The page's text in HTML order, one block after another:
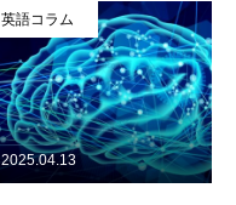
英語コラム
2025.04.13